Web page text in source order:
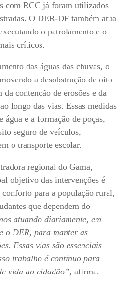
com RCC já foram utilizados
O DER-DF também atua
o patrolamento e o
críticos.
das águas das chuvas, o
a desobstrução de oito
da contenção de erosões e da
longo das vias. Essas medidas
e a formação de poças,
seguro de veículos,
o transporte escolar.
regional do Gama,
objetivo das intervenções é
para a população rural,
que dependem do
atuando diariamente, em
o DER, para manter as
Essas vias são essenciais
trabalho é contínuo para
vida ao cidadão”, afirma.